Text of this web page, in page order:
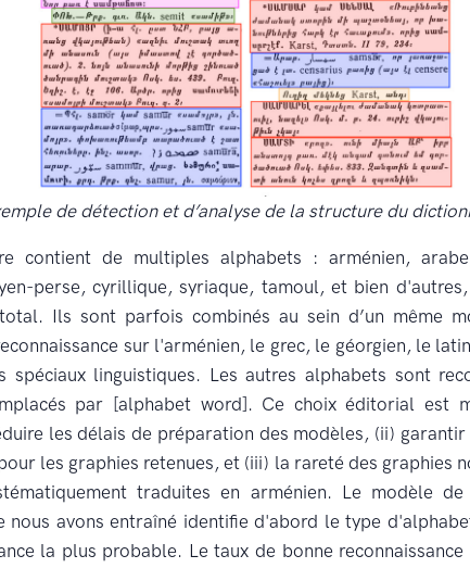
de détection et d’analyse de la structure du
contient de multiples alphabets : arménien,
perse, cyrillique, syriaque, tamoul, et bien
Ils sont parfois combinés au sein d’un même
sur l'arménien, le grec, le géorgien, le
spéciaux linguistiques. Les autres alphabets sont
par [alphabet word]. Ce choix éditorial est
les délais de préparation des modèles, (ii)
les graphies retenues, et (iii) la rareté des graphies
traduites en arménien. Le modèle de
nous avons entraîné identifie d'abord le type
la plus probable. Le taux de bonne